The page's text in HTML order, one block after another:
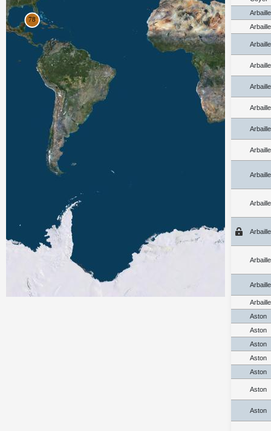
Aston
Aston
Aston
Aston
Aston
Aston
Aston